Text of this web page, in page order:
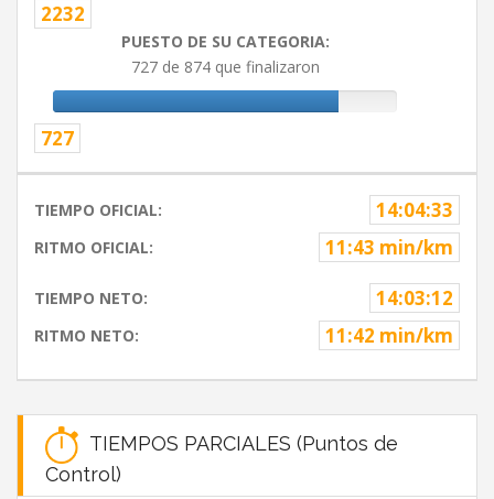
2232
PUESTO DE SU CATEGORIA:
727 de 874 que finalizaron
727
TIEMPO OFICIAL: 14:04:33
RITMO OFICIAL: 11:43 min/km
TIEMPO NETO: 14:03:12
RITMO NETO: 11:42 min/km
TIEMPOS PARCIALES (Puntos de
Control)